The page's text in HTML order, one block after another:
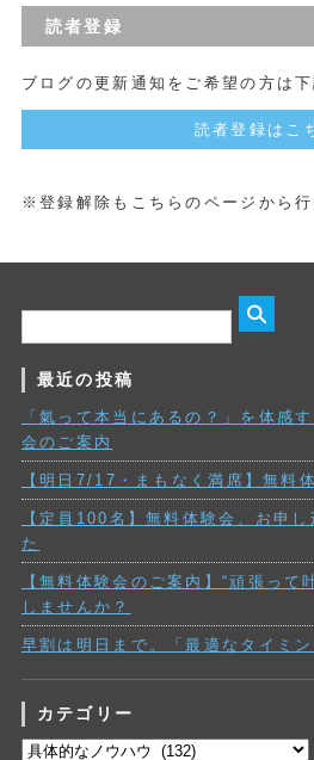
読者登録
ブログの更新通知をご希望の方は
読者登録はこ
※登録解除もこちらのページから行
最近の投稿
「氣って本当にあるの？」を体感
会のご案内
【明日7/17・まもなく満席】無料
【定員100名】無料体験会、お申
た
【無料体験会のご案内】“頑張って
しませんか？
早割は明日まで。「最適なタイミ
カテゴリー
カ